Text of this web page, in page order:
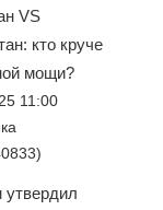
VS
кто круче
мощи?
11:00